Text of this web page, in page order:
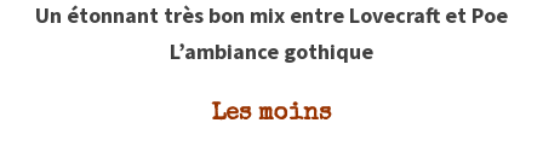
Un étonnant très bon mix entre Lovecraft et Poe
L’ambiance gothique
Les moins